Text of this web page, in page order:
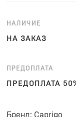
НАЛИЧИЕ
НА ЗАКАЗ
ПРЕДОПЛАТА
ПРЕДОПЛАТА
Бренд: Caprigo